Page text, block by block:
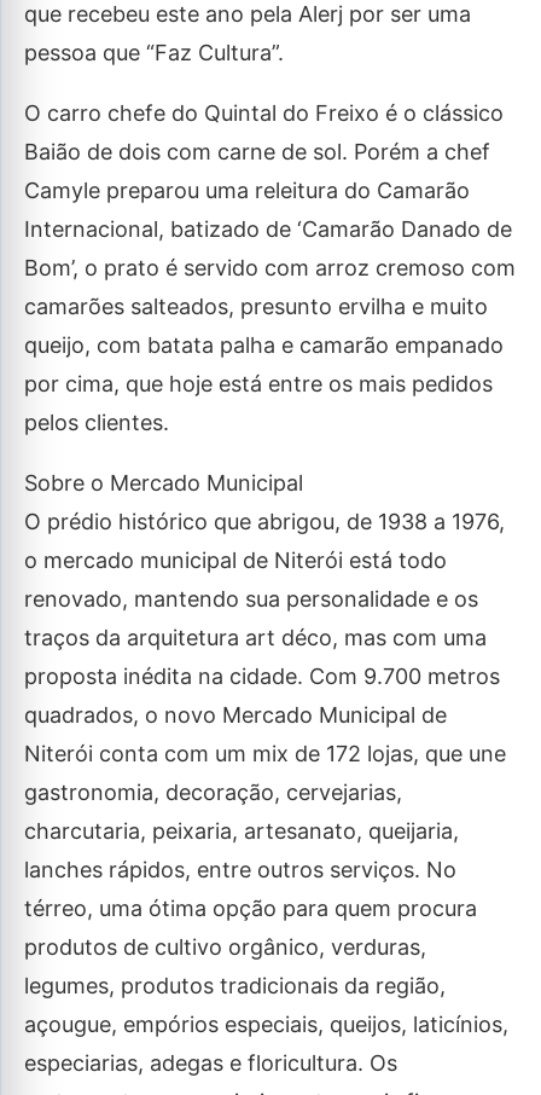
que recebeu este ano pela Alerj por ser uma
pessoa que “Faz Cultura”.
O carro chefe do Quintal do Freixo é o clássico
Baião de dois com carne de sol. Porém a chef
Camyle preparou uma releitura do Camarão
Internacional, batizado de ‘Camarão Danado de
Bom’, o prato é servido com arroz cremoso com
camarões salteados, presunto ervilha e muito
queijo, com batata palha e camarão empanado
por cima, que hoje está entre os mais pedidos
pelos clientes.
Sobre o Mercado Municipal
O prédio histórico que abrigou, de 1938 a 1976,
o mercado municipal de Niterói está todo
renovado, mantendo sua personalidade e os
traços da arquitetura art déco, mas com uma
proposta inédita na cidade. Com 9.700 metros
quadrados, o novo Mercado Municipal de
Niterói conta com um mix de 172 lojas, que une
gastronomia, decoração, cervejarias,
charcutaria, peixaria, artesanato, queijaria,
lanches rápidos, entre outros serviços. No
térreo, uma ótima opção para quem procura
produtos de cultivo orgânico, verduras,
legumes, produtos tradicionais da região,
açougue, empórios especiais, queijos, laticínios,
especiarias, adegas e floricultura. Os